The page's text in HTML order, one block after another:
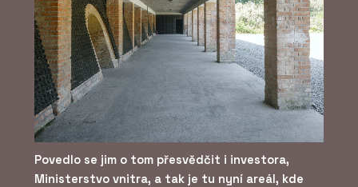
Povedlo se jim o tom přesvědčit i investora,
Ministerstvo vnitra, a tak je tu nyní areál, kde